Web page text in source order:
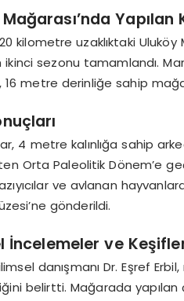
Yapılan
kilometre uzaklıktaki
ikinci sezonu tamamlandı.
16 metre derinliğe sahip
4 metre kalınlığa sahip
Orta Paleolitik Dönem’e
ve avlanan
gönderildi.
İncelemeler ve
danışmanı Dr. Eşref
belirtti. Mağarada yapılan